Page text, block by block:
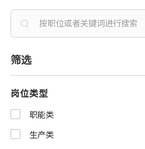
筛选
岗位类型
职能类
生产类